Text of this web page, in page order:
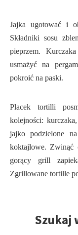
Jajka ugotować i
Składniki sosu
pieprzem.
usmażyć na
pokroić na paski.
Placek tortilli
kolejności:
jajko podzielone
koktajlowe. Zwinąć
gorący grill
Zgrillowane tortille
PrzejdźSzukaj